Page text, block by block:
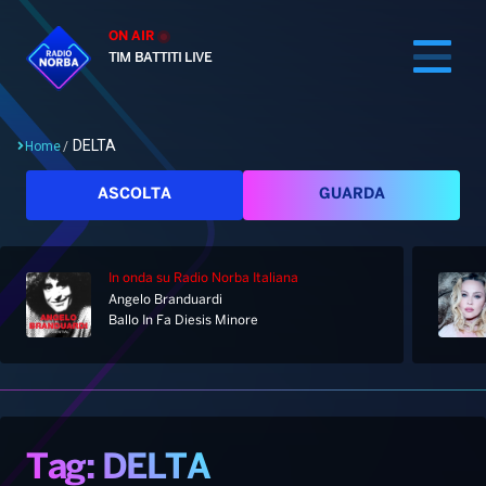
ON AIR
TIM BATTITI LIVE
Home
Palinsesto
Notizie
Home/ DELTA
ASCOLTA GUARDA
In onda su Radio Norba Italiana
Angelo Branduardi
Ballo In Fa Diesis Minore
Tag: DELTA